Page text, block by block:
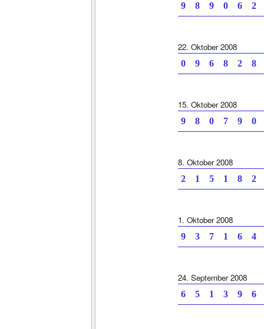
9 8 9 0 6 2
22. Oktober 2008
0 9 6 8 2 8
15. Oktober 2008
9 8 0 7 9 0
8. Oktober 2008
2 1 5 1 8 2
1. Oktober 2008
9 3 7 1 6 4
24. September 2008
6 5 1 3 9 6